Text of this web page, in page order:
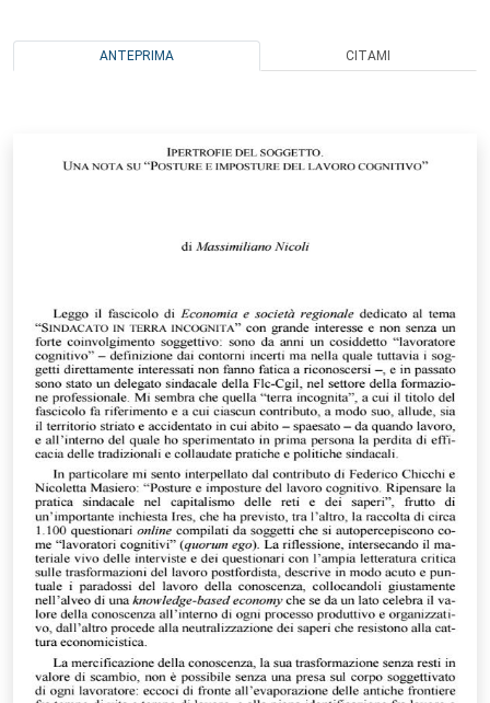
ANTEPRIMA CITAMI